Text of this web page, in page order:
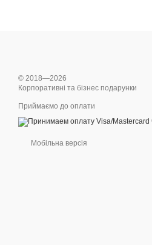
© 2018—2026
Корпоративні та бізнес подарунки
Приймаємо до оплати
Мобільна версія